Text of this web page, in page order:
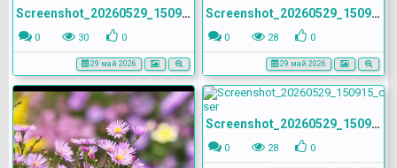
Screenshot_20260529_150946_com.yandex.browser
0 30 0
29 май 2026
Screenshot_20260529_150937_com.yandex.browser
0 28 0
29 май 2026
Screenshot_20260529_150915_com.yandex.browser
0 28 0